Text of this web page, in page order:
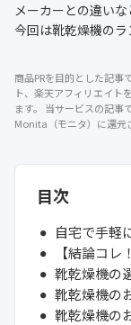
メーカーとの違いな
今回は靴乾燥機のラ
商品PRを目的とした記
ト、楽天アフィリエイト
ます。 当サービスの記事
Monita（モニタ）に還元
目次
自宅で手軽
【結論コ
靴乾燥機の
靴乾燥機の
靴乾燥機の